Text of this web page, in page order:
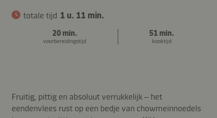
totale tijd 1 u. 11 min.
20 min.
voorbereidingstijd
51 min.
kooktijd
Fruitig, pittig en absoluut verrukkelijk – het
eendenvlees rust op een bedje van chowmeinnoedels